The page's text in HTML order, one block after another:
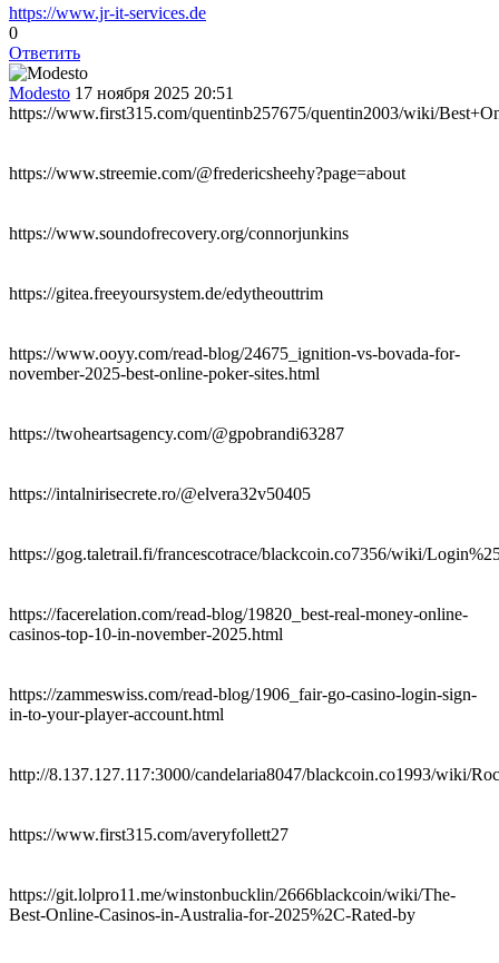
https://www.jr-it-services.de
0
Ответить
Modesto 17 ноября 2025 20:51
https://www.first315.com/quentinb257675/quentin2003/wiki/
https://www.streemie.com/@fredericsheehy?page=about
https://www.soundofrecovery.org/connorjunkins
https://gitea.freeyoursystem.de/edytheouttrim
https://www.ooyy.com/read-blog/24675_ignition-vs-bovada-for-
november-2025-best-online-poker-sites.html
https://twoheartsagency.com/@gpobrandi63287
https://intalnirisecrete.ro/@elvera32v50405
https://gog.taletrail.fi/francescotrace/blackcoin.co7356/wiki/
https://facerelation.com/read-blog/19820_best-real-money-online-
casinos-top-10-in-november-2025.html
https://zammeswiss.com/read-blog/1906_fair-go-casino-login-sign-
in-to-your-player-account.html
http://8.137.127.117:3000/candelaria8047/blackcoin.co1993/wiki/
https://www.first315.com/averyfollett27
https://git.lolpro11.me/winstonbucklin/2666blackcoin/wiki/The-
Best-Online-Casinos-in-Australia-for-2025%2C-Rated-by